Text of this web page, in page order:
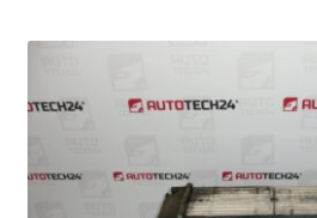
Finalizare comandă